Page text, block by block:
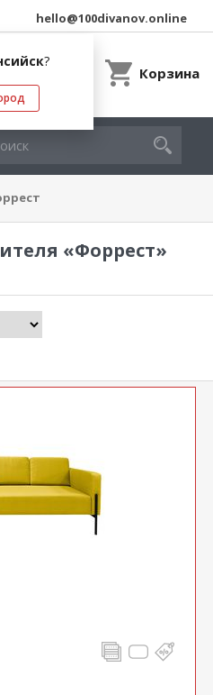
?
hello@100divanov.online
Корзина
«Форрест»